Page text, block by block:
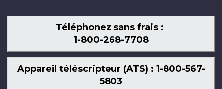
Téléphonez sans frais :
1-800-268-7708
Appareil téléscripteur (ATS) : 1-800-567-
5803